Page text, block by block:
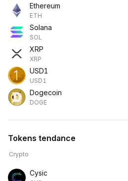
Ethereum
ETH
Solana
SOL
XRP
XRP
USD1
USD1
Dogecoin
DOGE
Tokens tendance
Crypto
Cysic